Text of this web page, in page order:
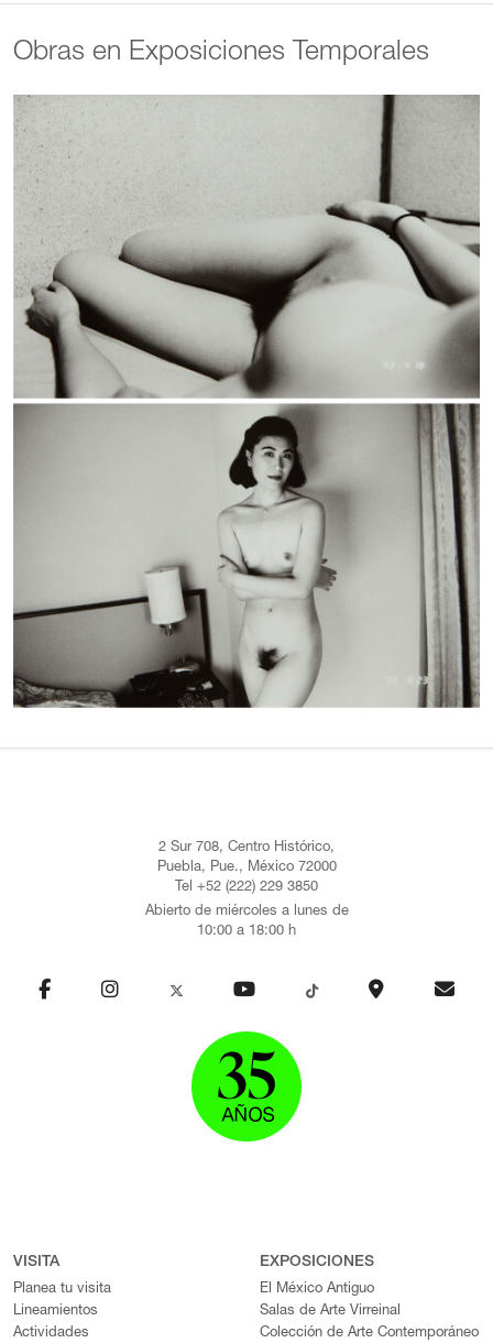
Colección Walther (2017). Actualizado:11 de marzo de 2023.
Obras en Exposiciones Temporales
2 Sur 708, Centro Histórico,
Puebla, Pue., México 72000
Tel +52 (222) 229 3850
Abierto de miércoles a lunes de
10:00 a 18:00 h
VISITA
Planea tu visita
Lineamientos
Actividades
EXPOSICIONES
El México Antiguo
Salas de Arte Virreinal
Colección de Arte Contemporáneo